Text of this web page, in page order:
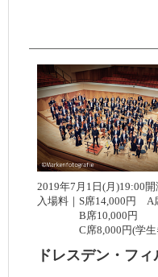
2019年7月1日(月)19:00開
入場料｜S席14,000円 A
B席10,000円
C席8,000円(学生
ドレスデン・フ